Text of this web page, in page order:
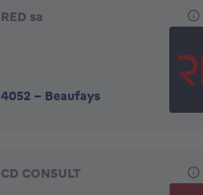
RED sa
4052 - Beaufays
CD CONSULT